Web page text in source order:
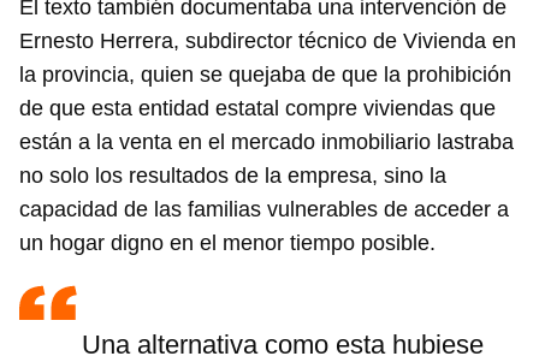
El texto también documentaba una intervención de
Ernesto Herrera, subdirector técnico de Vivienda en
la provincia, quien se quejaba de que la prohibición
de que esta entidad estatal compre viviendas que
están a la venta en el mercado inmobiliario lastraba
no solo los resultados de la empresa, sino la
capacidad de las familias vulnerables de acceder a
un hogar digno en el menor tiempo posible.
Una alternativa como esta hubiese